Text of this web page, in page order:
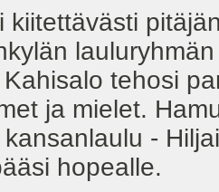
kiitettävästi
tehosi
ja mielet.
-
hopealle.